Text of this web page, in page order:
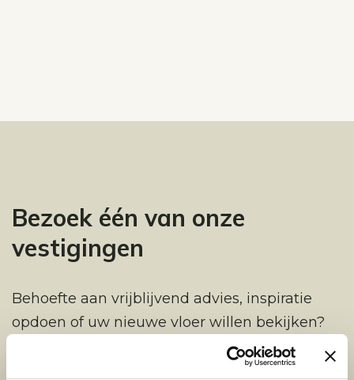
Bezoek één van onze
vestigingen
Behoefte aan vrijblijvend advies, inspiratie
opdoen of uw nieuwe vloer willen bekijken?
Kom dan langs in 1 van onze showrooms in